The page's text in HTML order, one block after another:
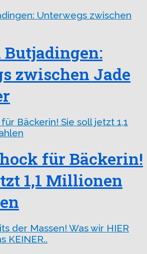
zwischen Jade
für Bäckerin!
1,1 Millionen